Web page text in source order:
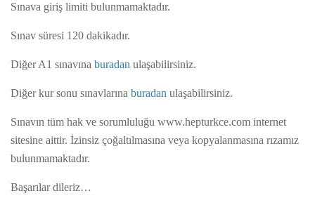
Sınava giriş limiti bulunmamaktadır.
Sınav süresi 120 dakikadır.
Diğer A1 sınavına buradan ulaşabilirsiniz.
Diğer kur sonu sınavlarına buradan ulaşabilirsiniz.
Sınavın tüm hak ve sorumluluğu www.hepturkce.com internet
sitesine aittir. İzinsiz çoğaltılmasına veya kopyalanmasına rızamız
bulunmamaktadır.
Başarılar dileriz…